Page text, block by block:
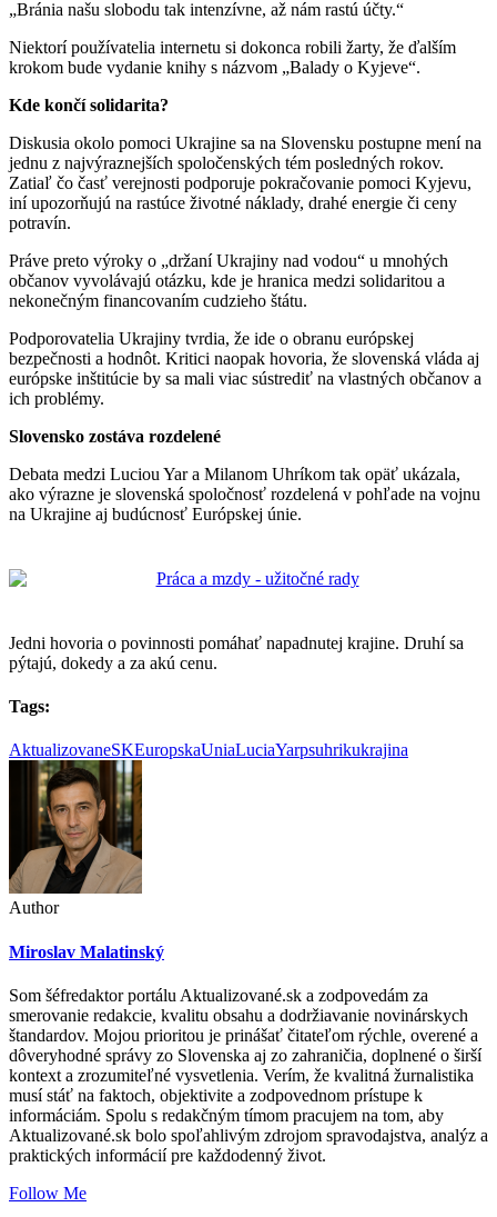
„Bránia našu slobodu tak intenzívne, až nám rastú účty.“
Niektorí používatelia internetu si dokonca robili žarty, že ďalším
krokom bude vydanie knihy s názvom „Balady o Kyjeve“.
Kde končí solidarita?
Diskusia okolo pomoci Ukrajine sa na Slovensku postupne mení na
jednu z najvýraznejších spoločenských tém posledných rokov.
Zatiaľ čo časť verejnosti podporuje pokračovanie pomoci Kyjevu,
iní upozorňujú na rastúce životné náklady, drahé energie či ceny
potravín.
Práve preto výroky o „držaní Ukrajiny nad vodou“ u mnohých
občanov vyvolávajú otázku, kde je hranica medzi solidaritou a
nekonečným financovaním cudzieho štátu.
Podporovatelia Ukrajiny tvrdia, že ide o obranu európskej
bezpečnosti a hodnôt. Kritici naopak hovoria, že slovenská vláda aj
európske inštitúcie by sa mali viac sústrediť na vlastných občanov a
ich problémy.
Slovensko zostáva rozdelené
Debata medzi Luciou Yar a Milanom Uhríkom tak opäť ukázala,
ako výrazne je slovenská spoločnosť rozdelená v pohľade na vojnu
na Ukrajine aj budúcnosť Európskej únie.
Jedni hovoria o povinnosti pomáhať napadnutej krajine. Druhí sa
pýtajú, dokedy a za akú cenu.
Tags:
AktualizovaneSKEuropskaUniaLuciaYarpsuhrikukrajina
Author
Miroslav Malatinský
Som šéfredaktor portálu Aktualizované.sk a zodpovedám za
smerovanie redakcie, kvalitu obsahu a dodržiavanie novinárskych
štandardov. Mojou prioritou je prinášať čitateľom rýchle, overené a
dôveryhodné správy zo Slovenska aj zo zahraničia, doplnené o širší
kontext a zrozumiteľné vysvetlenia. Verím, že kvalitná žurnalistika
musí stáť na faktoch, objektivite a zodpovednom prístupe k
informáciám. Spolu s redakčným tímom pracujem na tom, aby
Aktualizované.sk bolo spoľahlivým zdrojom spravodajstva, analýz a
praktických informácií pre každodenný život.
Follow Me